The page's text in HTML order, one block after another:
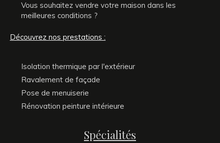
Vous souhaitez vendre votre maison dans les
meilleures conditions ?
Découvrez nos prestations :
Isolation thermique par l'extérieur
Ravalement de façade
Pose de menuiserie
Rénovation peinture intérieure
Spécialités